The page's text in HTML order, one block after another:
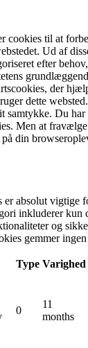
cookies til at
Ud af
efter
der
dette
samtykke. Du
Men at
din
absolut vigtige
inkluderer kun
og
gemmer
Type Varighed
0
11
months